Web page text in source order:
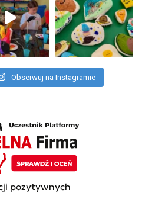
Obserwuj na Instagramie